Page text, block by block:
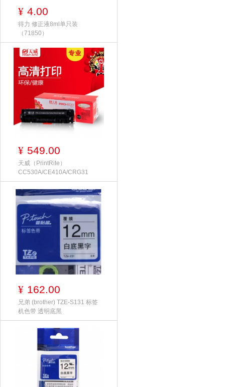
¥ 4.00
得力 修正液8ml单只装
（71850）
¥ 549.00
天威（PrintRite）
CC530A/CE410A/CRG31
¥ 162.00
兄弟 (brother) TZE-S131 标签
机色带 透明底黑